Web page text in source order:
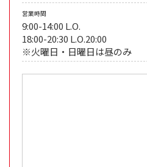
営業時間
9:00-14:00 L.O.
18:00-20:30 L.O.20:00
※火曜日・日曜日は昼のみ